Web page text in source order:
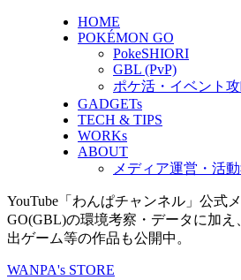
HOME
POKÉMON GO
PokeSHIORI
GBL (PvP)
ポケ活・イベント
GADGETs
TECH & TIPS
WORKs
ABOUT
メディア運営・活
YouTube「わんぱチャンネル」公式
GO(GBL)の環境考察・データに加
出ゲーム等の作品も公開中。
WANPA's STORE